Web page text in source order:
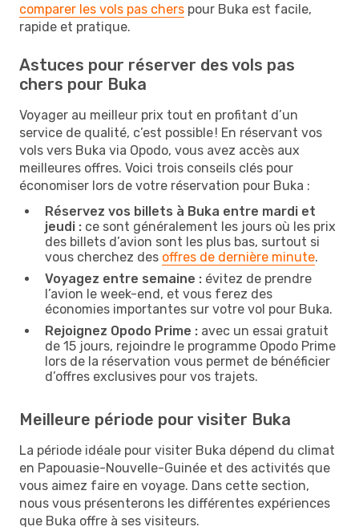
comparer les vols pas chers pour Buka est facile,
rapide et pratique.
Astuces pour réserver des vols pas
chers pour Buka
Voyager au meilleur prix tout en profitant d’un
service de qualité, c’est possible ! En réservant vos
vols vers Buka via Opodo, vous avez accès aux
meilleures offres. Voici trois conseils clés pour
économiser lors de votre réservation pour Buka :
Réservez vos billets à Buka entre mardi et
jeudi : ce sont généralement les jours où les prix
des billets d’avion sont les plus bas, surtout si
vous cherchez des offres de dernière minute.
Voyagez entre semaine : évitez de prendre
l’avion le week-end, et vous ferez des
économies importantes sur votre vol pour Buka.
Rejoignez Opodo Prime : avec un essai gratuit
de 15 jours, rejoindre le programme Opodo Prime
lors de la réservation vous permet de bénéficier
d’offres exclusives pour vos trajets.
Meilleure période pour visiter Buka
La période idéale pour visiter Buka dépend du climat
en Papouasie-Nouvelle-Guinée et des activités que
vous aimez faire en voyage. Dans cette section,
nous vous présenterons les différentes expériences
que Buka offre à ses visiteurs.